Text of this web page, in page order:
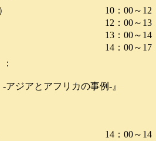
10：00～12
12：00～13
13：00～14
14：00～17
ジアとアフリカの事例-』
14：00～14